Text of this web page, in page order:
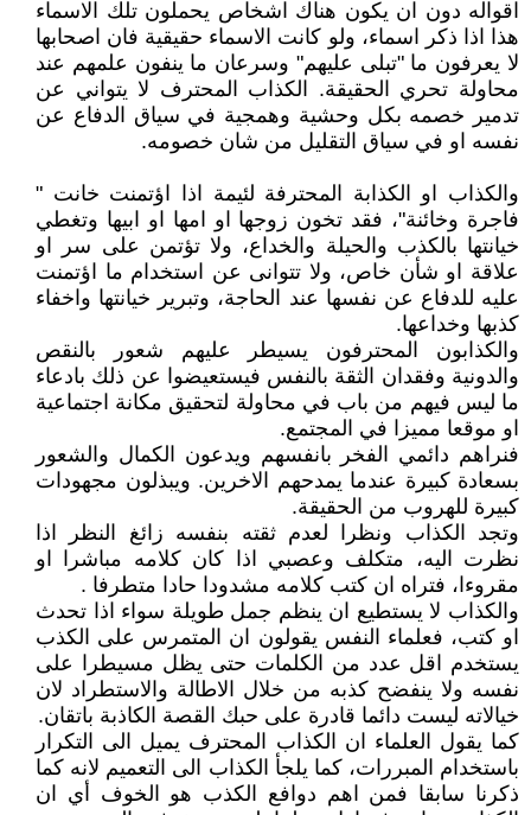
اقواله دون ان يكون هناك اشخاص يحملون تلك الاسماء
هذا اذا ذكر اسماء، ولو كانت الاسماء حقيقية فان اصحابها
لا يعرفون ما "تبلى عليهم" وسرعان ما ينفون علمهم عند
محاولة تحري الحقيقة. الكذاب المحترف لا يتواني عن
تدمير خصمه بكل وحشية وهمجية في سياق الدفاع عن
نفسه او في سياق التقليل من شان خصومه.
والكذاب او الكذابة المحترفة لئيمة اذا اؤتمنت خانت "
فاجرة وخائنة"، فقد تخون زوجها او امها او ابيها وتغطي
خيانتها بالكذب والحيلة والخداع، ولا تؤتمن على سر او
علاقة او شأن خاص، ولا تتوانى عن استخدام ما اؤتمنت
عليه للدفاع عن نفسها عند الحاجة، وتبرير خيانتها واخفاء
كذبها وخداعها.
والكذابون المحترفون يسيطر عليهم شعور بالنقص
والدونية وفقدان الثقة بالنفس فيستعيضوا عن ذلك بادعاء
ما ليس فيهم من باب في محاولة لتحقيق مكانة اجتماعية
او موقعا مميزا في المجتمع.
فنراهم دائمي الفخر بانفسهم ويدعون الكمال والشعور
بسعادة كبيرة عندما يمدحهم الاخرين. ويبذلون مجهودات
كبيرة للهروب من الحقيقة.
وتجد الكذاب ونظرا لعدم ثقته بنفسه زائغ النظر اذا
نظرت اليه، متكلف وعصبي اذا كان كلامه مباشرا او
مقروءا، فتراه ان كتب كلامه مشدودا حادا متطرفا .
والكذاب لا يستطيع ان ينظم جمل طويلة سواء اذا تحدث
او كتب، فعلماء النفس يقولون ان المتمرس على الكذب
يستخدم اقل عدد من الكلمات حتى يظل مسيطرا على
نفسه ولا ينفضح كذبه من خلال الاطالة والاستطراد لان
خيالاته ليست دائما قادرة على حبك القصة الكاذبة باتقان.
كما يقول العلماء ان الكذاب المحترف يميل الى التكرار
باستخدام المبررات، كما يلجأ الكذاب الى التعميم لانه كما
ذكرنا سابقا فمن اهم دوافع الكذب هو الخوف أي ان